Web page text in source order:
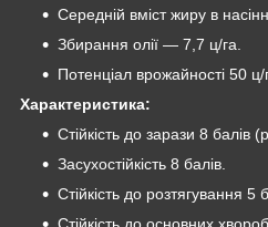
Середній вміст жиру в
Збирання олії — 7,7 ц/га.
Потенціал врожайності 50 ц/
Характеристика:
Стійкість до зарази 8 балів
Засухостійкість 8 балів.
Стійкість до розтягування 5
Стійкість до основних